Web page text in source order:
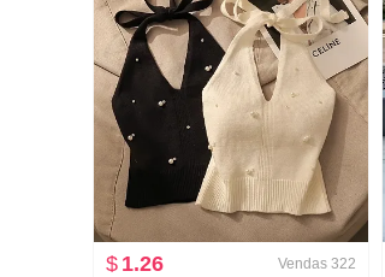
$ 1.26 Vendas 322